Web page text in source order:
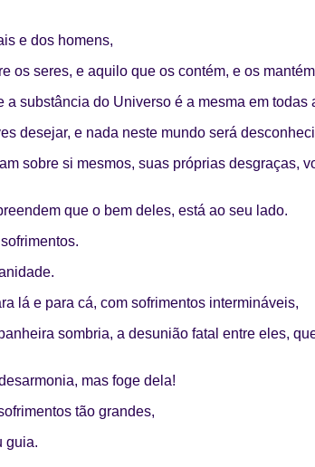
e dos homens,
os seres, e aquilo que os contém, e os
substância do Universo é a mesma em todas
desejar, e nada neste mundo será
sobre si mesmos, suas próprias desgraças,
que o bem deles, está ao seu lado.
lá e para cá, com sofrimentos intermináveis,
sombria, a desunião fatal entre eles,
mas foge dela!
tão grandes,
guia.